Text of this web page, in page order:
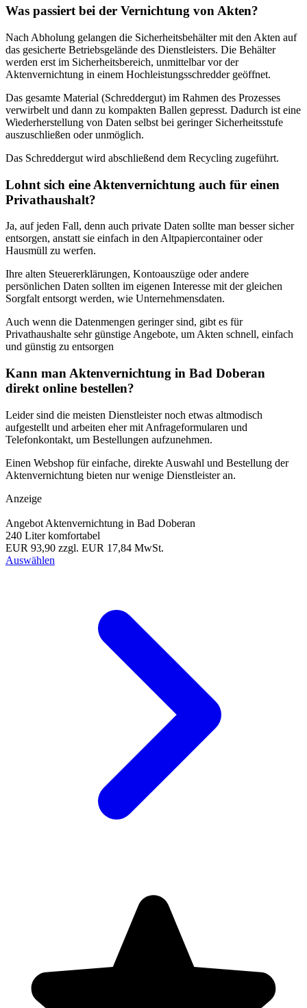
Was passiert bei der Vernichtung von Akten?
Nach Abholung gelangen die Sicherheitsbehälter mit den Akten auf
das gesicherte Betriebsgelände des Dienstleisters. Die Behälter
werden erst im Sicherheitsbereich, unmittelbar vor der
Aktenvernichtung in einem Hochleistungsschredder geöffnet.
Das gesamte Material (Schreddergut) im Rahmen des Prozesses
verwirbelt und dann zu kompakten Ballen gepresst. Dadurch ist eine
Wiederherstellung von Daten selbst bei geringer Sicherheitsstufe
auszuschließen oder unmöglich.
Das Schreddergut wird abschließend dem Recycling zugeführt.
Lohnt sich eine Aktenvernichtung auch für einen
Privathaushalt?
Ja, auf jeden Fall, denn auch private Daten sollte man besser sicher
entsorgen, anstatt sie einfach in den Altpapiercontainer oder
Hausmüll zu werfen.
Ihre alten Steuererklärungen, Kontoauszüge oder andere
persönlichen Daten sollten im eigenen Interesse mit der gleichen
Sorgfalt entsorgt werden, wie Unternehmensdaten.
Auch wenn die Datenmengen geringer sind, gibt es für
Privathaushalte sehr günstige Angebote, um Akten schnell, einfach
und günstig zu entsorgen
Kann man Aktenvernichtung in Bad Doberan
direkt online bestellen?
Leider sind die meisten Dienstleister noch etwas altmodisch
aufgestellt und arbeiten eher mit Anfrageformularen und
Telefonkontakt, um Bestellungen aufzunehmen.
Einen Webshop für einfache, direkte Auswahl und Bestellung der
Aktenvernichtung bieten nur wenige Dienstleister an.
Anzeige
Angebot Aktenvernichtung in Bad Doberan
240 Liter komfortabel
EUR 93,90 zzgl. EUR 17,84 MwSt.
Auswählen